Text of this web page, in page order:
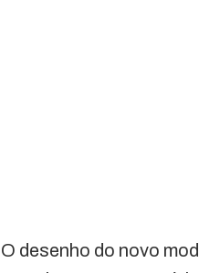
O desenho do novo